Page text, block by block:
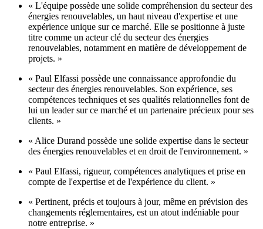
« L'équipe possède une solide compréhension du secteur des
énergies renouvelables, un haut niveau d'expertise et une
expérience unique sur ce marché. Elle se positionne à juste
titre comme un acteur clé du secteur des énergies
renouvelables, notamment en matière de développement de
projets. »
« Paul Elfassi possède une connaissance approfondie du
secteur des énergies renouvelables. Son expérience, ses
compétences techniques et ses qualités relationnelles font de
lui un leader sur ce marché et un partenaire précieux pour ses
clients. »
« Alice Durand possède une solide expertise dans le secteur
des énergies renouvelables et en droit de l'environnement. »
« Paul Elfassi, rigueur, compétences analytiques et prise en
compte de l'expertise et de l'expérience du client. »
« Pertinent, précis et toujours à jour, même en prévision des
changements réglementaires, est un atout indéniable pour
notre entreprise. »